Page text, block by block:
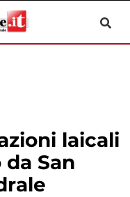
laicali
San